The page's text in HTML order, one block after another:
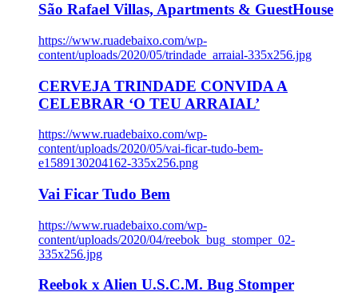
São Rafael Villas, Apartments & GuestHouse
https://www.ruadebaixo.com/wp-
content/uploads/2020/05/trindade_arraial-335x256.jpg
CERVEJA TRINDADE CONVIDA A
CELEBRAR ‘O TEU ARRAIAL’
https://www.ruadebaixo.com/wp-
content/uploads/2020/05/vai-ficar-tudo-bem-
e1589130204162-335x256.png
Vai Ficar Tudo Bem
https://www.ruadebaixo.com/wp-
content/uploads/2020/04/reebok_bug_stomper_02-
335x256.jpg
Reebok x Alien U.S.C.M. Bug Stomper